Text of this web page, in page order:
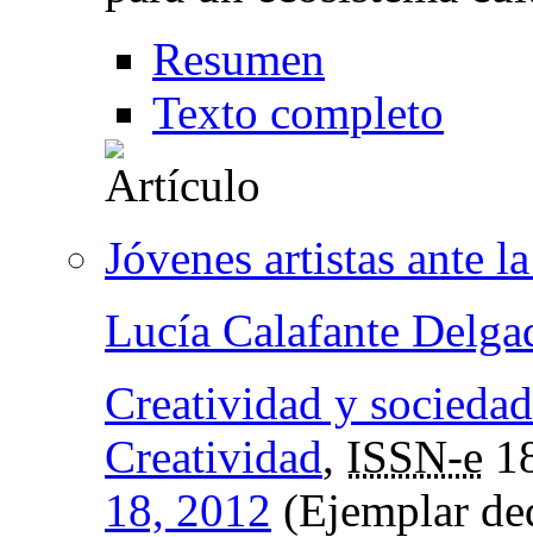
Resumen
Texto completo
Jóvenes artistas ante
Lucía Calafante
Creatividad y
Creatividad, ISSN-e
18, 2012 (Ejemplar